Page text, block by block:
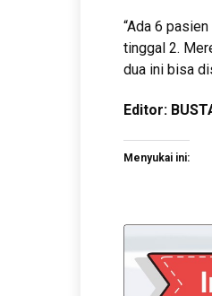
“Ada 6
tinggal 2.
dua ini bisa
Editor:
Menyukai ini: